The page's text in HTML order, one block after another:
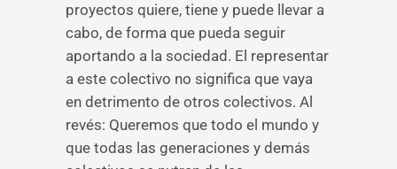
proyectos quiere, tiene y puede llevar a
cabo, de forma que pueda seguir
aportando a la sociedad. El representar
a este colectivo no significa que vaya
en detrimento de otros colectivos. Al
revés: Queremos que todo el mundo y
que todas las generaciones y demás